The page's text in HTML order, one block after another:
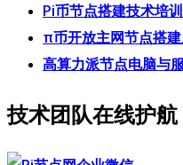
Pi币节点搭建技术培训
π币开放主网节点搭
高算力派节点电脑与
技术团队在线护航